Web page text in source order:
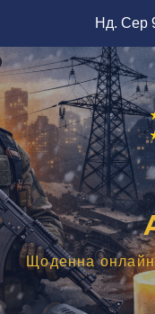
вмісту
Нд. Сер
Щоденна онлайн